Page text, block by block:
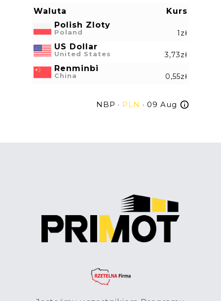
Waluta
Kurs
Polish Zloty
Poland 1zł
US Dollar
United States 3,73zł
Renminbi
China 0,55zł
NBP · PLN · 09 Aug